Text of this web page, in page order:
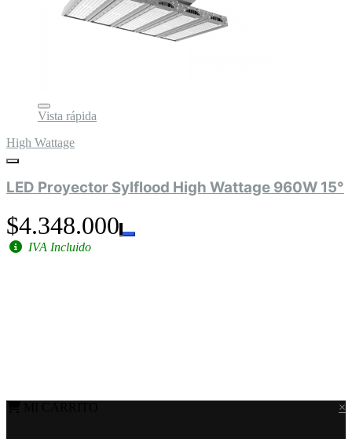
Vista rápida
High Wattage
LED Proyector Sylflood High Wattage 960W 15°
$4.348.000
IVA Incluido
×